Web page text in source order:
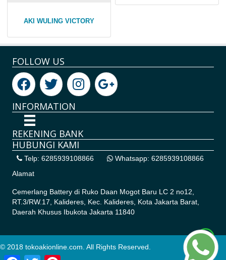
AKI WULING VICTORY
FOLLOW US
INFORMATION
REKENING BANK
HUBUNGI KAMI
Telp: 6285939108866
Whatsapp: 6285939108866
Alamat
Cemerlang Battery di Ruko Daan Mogot Baru LC 2 no12,
RT.3/RW.17, Kalideres, Kec. Kalideres, Kota Jakarta Barat,
Daerah Khusus Ibukota Jakarta 11840
© 2018 tokoakionline.com. All Rights Reserved.